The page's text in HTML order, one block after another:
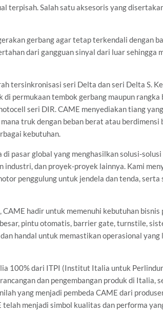
terpisah. Salah satu aksesoris yang
gerbang agar tetap terkendali dengan
dari gangguan sinyal dari luar sehingga
tersinkronisasi seri Delta dan seri Delta S.
permukaan tembok gerbang maupun rangka
seri DIR. CAME menyediakan tiang
truk dengan beban berat atau berdimensi
kebutuhan.
pasar global yang menghasilkan solusi-
industri, dan proyek-proyek lainnya. Kami
penggulung untuk jendela dan tenda,
hadir untuk memenuhi kebutuhan bisnis
pintu otomatis, barrier gate, turnstile,
handal untuk memastikan operasional yang
100% dari ITPI (Institut Italia untuk
dan pengembangan produk di Italia,
yang menjadi pembeda CAME dari
menjadi simbol kualitas dan performa